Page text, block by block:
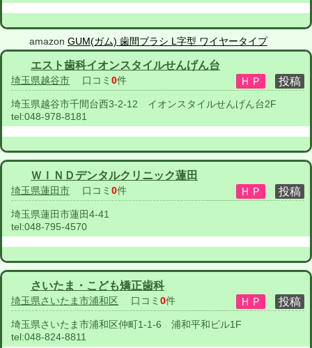
amazon GUM(ガム) 歯間ブラシ L字型 ワイヤータイプ
エスト歯科イオンスタイルせんげん台
埼玉県越谷市 口コミ 0件
埼玉県越谷市千間台西3-2-12 イオンスタイルせんげん台2F
tel:048-978-8181
ＷＩＮＤデンタルクリニック蓮田
埼玉県蓮田市 口コミ 0件
埼玉県蓮田市蓮田4-41
tel:048-795-4570
さいたま・こども矯正歯科
埼玉県さいたま市浦和区 口コミ 0件
埼玉県さいたま市浦和区仲町1-1-6 浦和平和ビル1F
tel:048-824-8811